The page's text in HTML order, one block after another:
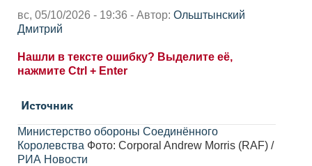
вс, 05/10/2026 - 19:36 - Автор: Ольштынский
Дмитрий
Нашли в тексте ошибку? Выделите её,
нажмите Ctrl + Enter
Источник
Министерство обороны Соединённого
Королевства Фото: Corporal Andrew Morris (RAF) /
РИА Новости